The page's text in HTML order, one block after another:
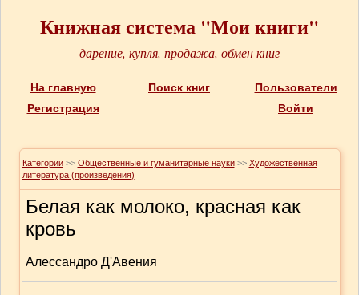
Книжная система "Мои книги"
дарение, купля, продажа, обмен книг
На главную Поиск книг
Пользователи
Регистрация
Войти
Категории >> Общественные и гуманитарные науки >> Художественная
литература (произведения)
Белая как молоко, красная как
кровь
Алессандро Д'Авения